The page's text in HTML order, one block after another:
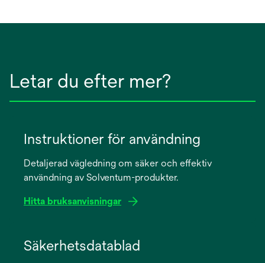
Letar du efter mer?
Instruktioner för användning
Detaljerad vägledning om säker och effektiv
användning av Solventum-produkter.
Hitta bruksanvisningar
Säkerhetsdatablad